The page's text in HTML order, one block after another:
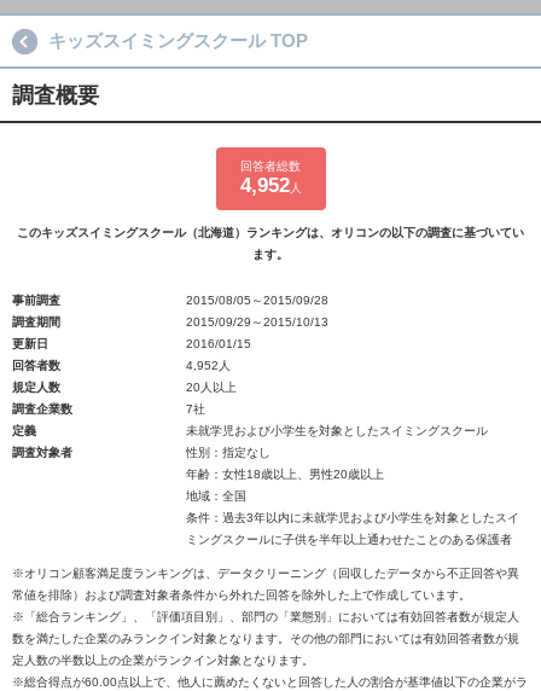
キッズスイミングスクール TOP
調査概要
回答者総数
4,952人
このキッズスイミングスクール（北海道）ランキングは、オリコンの以下の調査に基づいてい
ます。
事前調査
2015/08/05～2015/09/28
調査期間
2015/09/29～2015/10/13
更新日
2016/01/15
回答者数
4,952人
規定人数
20人以上
調査企業数
7社
定義
未就学児および小学生を対象としたスイミングスクール
調査対象者
性別：指定なし
年齢：女性18歳以上、男性20歳以上
地域：全国
条件：過去3年以内に未就学児および小学生を対象としたスイ
ミングスクールに子供を半年以上通わせたことのある保護者
※オリコン顧客満足度ランキングは、データクリーニング（回収したデータから不正回答や異
常値を排除）および調査対象者条件から外れた回答を除外した上で作成しています。
※「総合ランキング」、「評価項目別」、部門の「業態別」においては有効回答者数が規定人
数を満たした企業のみランクイン対象となります。その他の部門においては有効回答者数が規
定人数の半数以上の企業がランクイン対象となります。
※総合得点が60.00点以上で、他人に薦めたくないと回答した人の割合が基準値以下の企業がラ